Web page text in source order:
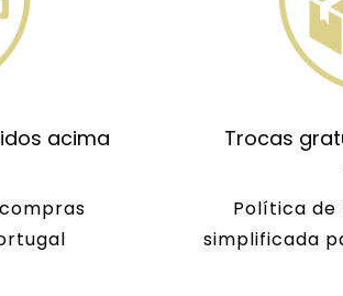
acima
Trocas
Política de
simplificada